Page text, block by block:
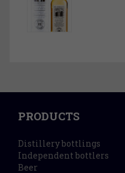
PRODUCTS
Distillery bottlings
Independent bottlers
Beer